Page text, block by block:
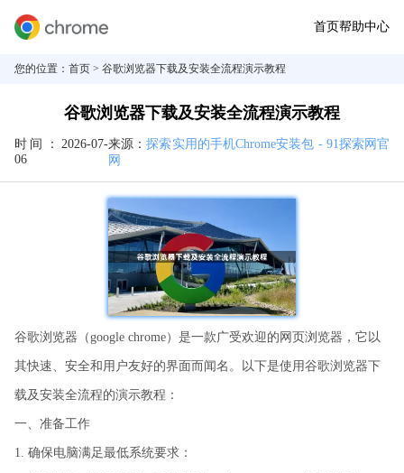
首页帮助中心
您的位置： 首页 > 谷歌浏览器下载及安装全流程演示教程
谷歌浏览器下载及安装全流程演示教程
时间： 2026-07-
06
来源：探索实用的手机Chrome安装包 - 91探索网官
网
谷歌浏览器（google chrome）是一款广受欢迎的网页浏览器，它以
其快速、安全和用户友好的界面而闻名。以下是使用谷歌浏览器下
载及安装全流程的演示教程：
一、准备工作
1. 确保电脑满足最低系统要求：